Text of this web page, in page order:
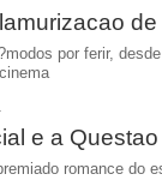
de
por ferir,
e a
romance do